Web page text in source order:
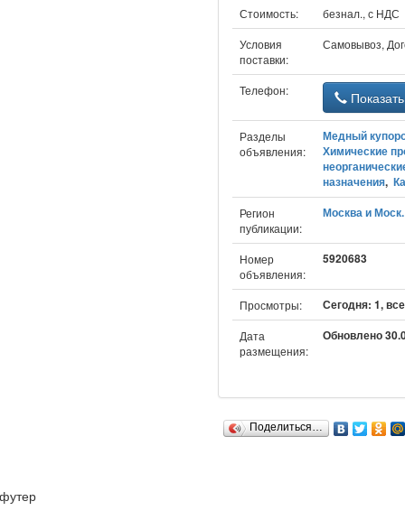
Стоимость:
безнал., с НДС
Условия
поставки:
Самовывоз,
Телефон:
Разделы
объявления:
Медный
Химические
назначения,
Регион
публикации:
Москва и
Номер
объявления:
5920683
Просмотры: Сегодня: 1,
Дата
размещения:
Обновлено
Поделиться…
футер